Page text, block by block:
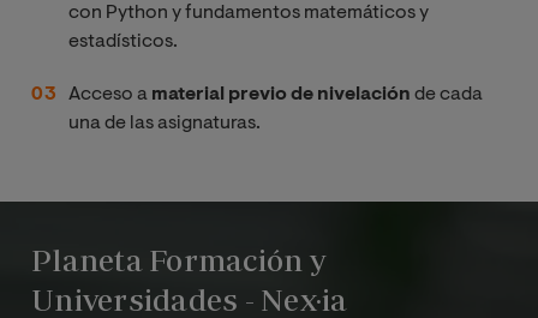
con Python y fundamentos matemáticos y
estadísticos.
Acceso a material previo de nivelación de cada
una de las asignaturas.
Planeta Formación y
Universidades - Nex·ia